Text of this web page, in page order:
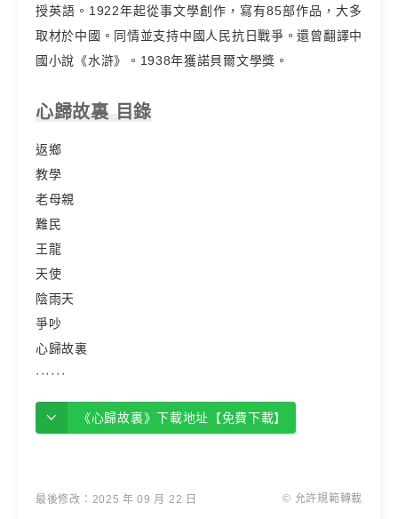
授英語。1922年起從事文學創作，寫有85部作品，大多
取材於中國。同情並支持中國人民抗日戰爭。還曾翻譯中
國小說《水滸》。1938年獲諾貝爾文學獎。
心歸故裏 目錄
返鄉
教學
老母親
難民
王龍
天使
陰雨天
爭吵
心歸故裏
······
《心歸故裏》下載地址【免費下載】
最後修改：2025 年 09 月 22 日 © 允許規範轉載